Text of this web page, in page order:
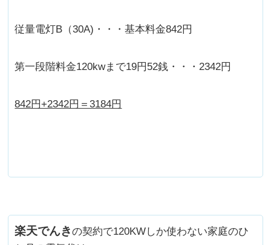
従量電灯B（30A)・・・基本料金842円
第一段階料金120kwまで19円52銭・・・2342円
842円+2342円＝3184円
楽天でんきの契約で120KWしか使わない家庭のひ